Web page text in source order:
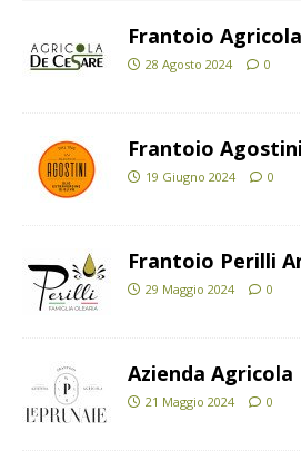
Frantoio
28 Agosto 2024 0
Frantoio Agostini
19 Giugno 2024 0
Frantoio Perilli
29 Maggio 2024 0
Azienda Agricola
21 Maggio 2024 0